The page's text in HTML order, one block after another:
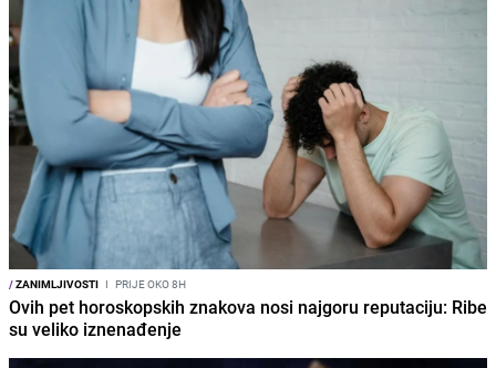
/ZANIMLJIVOSTI I PRIJE OKO 8H
Ovih pet horoskopskih znakova nosi najgoru reputaciju: Ribe
su veliko iznenađenje